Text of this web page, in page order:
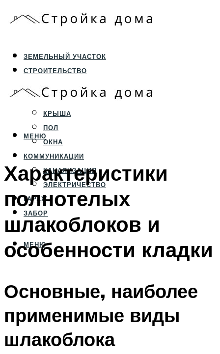
ЗЕМЕЛЬНЫЙ УЧАСТОК
СТРОИТЕЛЬСТВО
ФУНДАМЕНТ И ЦОКОЛЬ
ПЕРЕКРЫТИЯ И СТЕНЫ
КРЫША
ПОЛ
ОКНА
КОММУНИКАЦИИ
КАНАЛИЗАЦИЯ
ЭЛЕКТРИЧЕСТВО
ГАРАЖ
ЗАБОР
МЕНЮ
МЕНЮ
Характеристики
полнотелых
шлакоблоков и
особенности кладки
Основные, наиболее
применимые виды
шлакоблока